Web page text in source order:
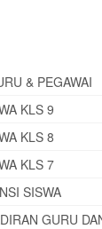
& PEGAWAI
KLS 9
KLS 8
KLS 7
SISWA
GURU